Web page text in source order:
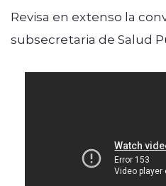
Revisa en extenso la
subsecretaria de Salud